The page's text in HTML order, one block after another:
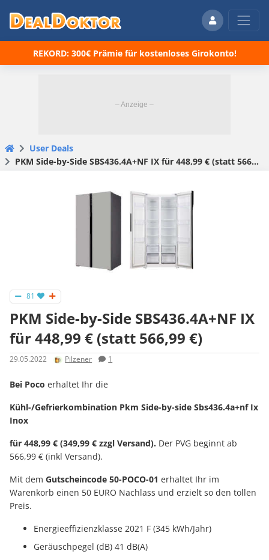
REKORD: 300€ Prämie für kostenloses Girokonto!
User Deals
PKM Side-by-Side SBS436.4A+NF IX für 448,99 € (statt 566,99 €)
81
PKM Side-by-Side SBS436.4A+NF IX
für 448,99 € (statt 566,99 €)
29.05.2022 Pilzener 1
Bei Poco erhaltet Ihr die
Kühl-/Gefrierkombination Pkm Side-by-side Sbs436.4a+nf Ix
Inox
für 448,99 € (349,99 € zzgl Versand). Der PVG beginnt ab
566,99 € (inkl Versand).
Mit dem Gutscheincode 50-POCO-01 erhaltet Ihr im
Warenkorb einen 50 EURO Nachlass und erzielt so den tollen
Preis.
Energieeffizienzklasse 2021 F (345 kWh/Jahr)
Geräuschpegel (dB) 41 dB(A)